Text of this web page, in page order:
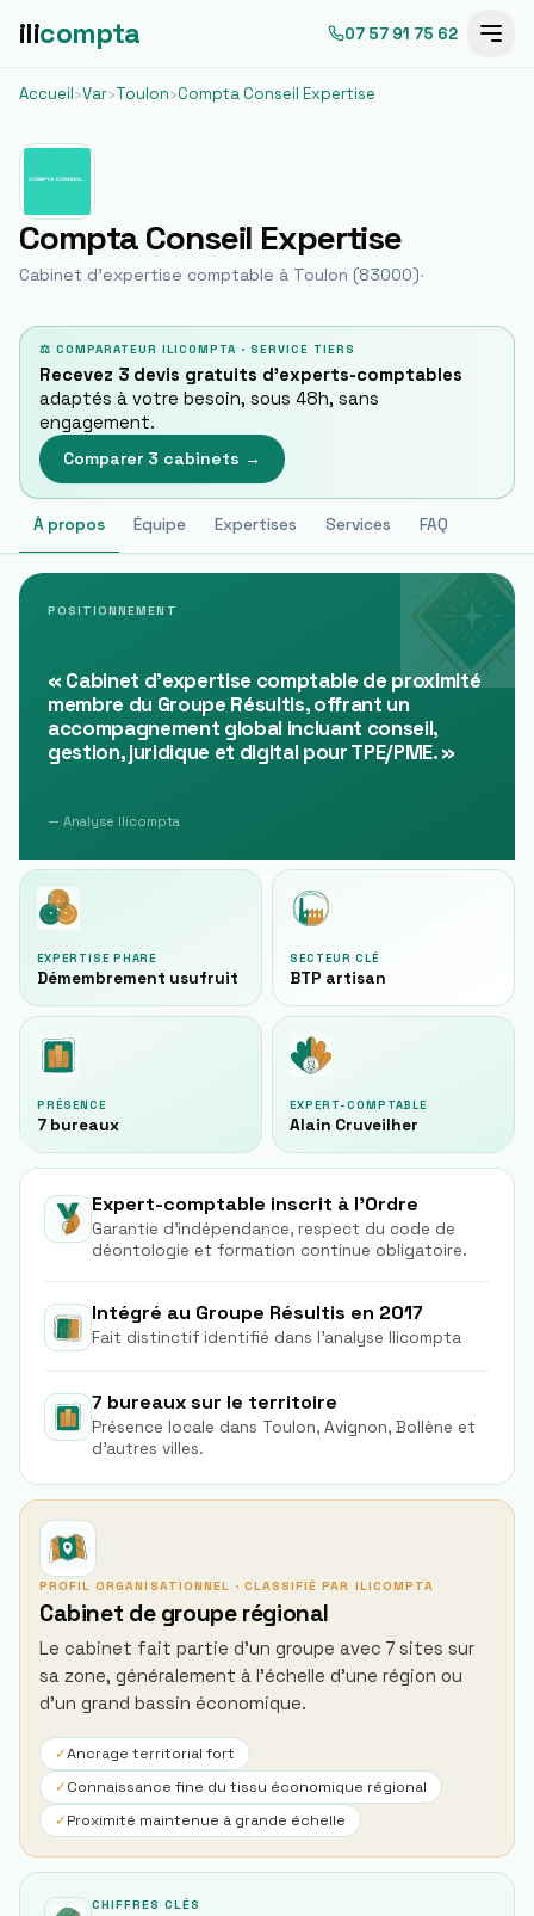
ilicompta 07 57 91 75 62
Accueil›Var›Toulon›Compta Conseil Expertise
Compta Conseil Expertise
Cabinet d'expertise comptable à Toulon (83000)·
⚖ COMPARATEUR ILICOMPTA · SERVICE TIERS
Recevez 3 devis gratuits d'experts-comptables
adaptés à votre besoin, sous 48h, sans
engagement.
Comparer 3 cabinets →
À propos Équipe Expertises Services FAQ
POSITIONNEMENT
« Cabinet d'expertise comptable de proximité
membre du Groupe Résultis, offrant un
accompagnement global incluant conseil,
gestion, juridique et digital pour TPE/PME.»
— Analyse Ilicompta
EXPERTISE PHARE
Démembrement usufruit
SECTEUR CLÉ
BTP artisan
PRÉSENCE
7 bureaux
EXPERT-COMPTABLE
Alain Cruveilher
Expert-comptable inscrit à l'Ordre
Garantie d'indépendance, respect du code de
déontologie et formation continue obligatoire.
Intégré au Groupe Résultis en 2017
Fait distinctif identifié dans l'analyse Ilicompta
7 bureaux sur le territoire
Présence locale dans Toulon, Avignon, Bollène et
d'autres villes.
PROFIL ORGANISATIONNEL · CLASSIFIÉ PAR ILICOMPTA
Cabinet de groupe régional
Le cabinet fait partie d'un groupe avec 7 sites sur
sa zone, généralement à l'échelle d'une région ou
d'un grand bassin économique.
✓Ancrage territorial fort
✓Connaissance fine du tissu économique régional
✓Proximité maintenue à grande échelle
CHIFFRES CLÉS